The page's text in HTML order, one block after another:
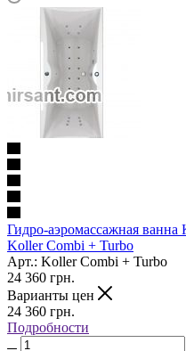
Гидро-аэромассажная
Koller Combi + Turbo
Арт.: Koller Combi + Turbo
24 360 грн.
Варианты цен
24 360 грн.
Подробности